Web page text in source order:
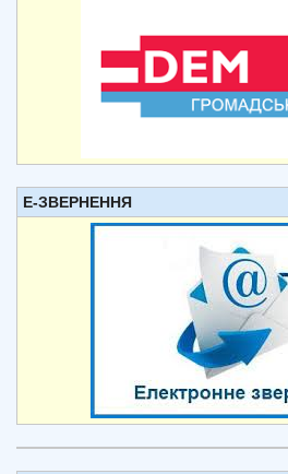
Е-ЗВЕРНЕННЯ